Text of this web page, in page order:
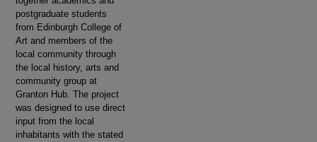
postgraduate students
from Edinburgh College of
Art and members of the
local community through
the local history, arts and
community group at
Granton Hub. The project
was designed to use direct
input from the local
inhabitants with the stated